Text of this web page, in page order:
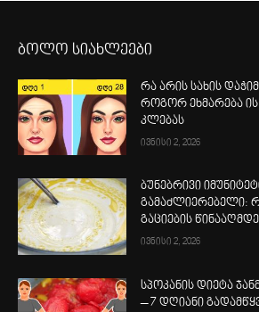
ბოლო სიახლეები
რა არის სახის
როგორ ეხმარება
კლებას
ივნისი 2, 2026
ბუნებრივი
გამაძლიერებელი:
გაციების
ივნისი 2, 2026
სპოკანის დიეტა
– 7 დღიანი